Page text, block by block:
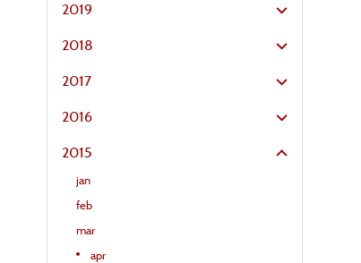
2019
2018
2017
2016
2015
jan
feb
mar
apr